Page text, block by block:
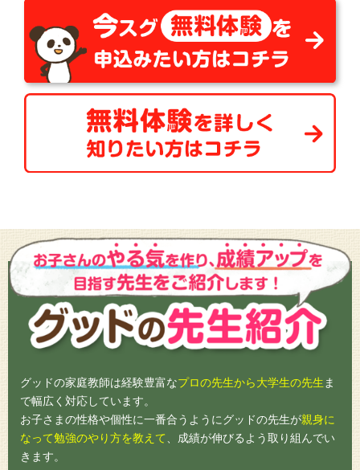
グッドの家庭教師は経験豊富なプロの先生から大学生の先生 ま
で幅広く対応しています。
お子さまの性格や個性に一番合うようにグッドの先生が親身に
なって勉強のやり方を教えて
、成績が伸びるよう取り組んでい
きます。